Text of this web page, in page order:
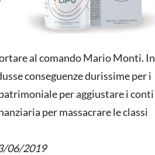
al comando Mario Monti. In
conseguenze durissime per i
per aggiustare i conti
per massacrare le classi
06/2019